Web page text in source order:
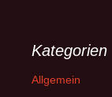
Kategorien
Allgemein